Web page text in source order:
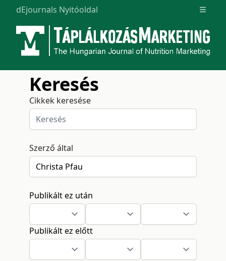
dEjournals Nyitóoldal Open
Keresés
Cikkek keresése
Szerző által
Publikált ez után
Publikált ez előtt